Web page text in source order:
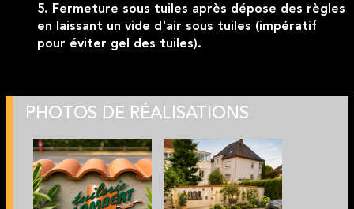
Fermeture sous tuiles après dépose des règles
en laissant un vide d'air sous tuiles (impératif
pour éviter gel des tuiles).
PHOTOS DE RÉALISATIONS